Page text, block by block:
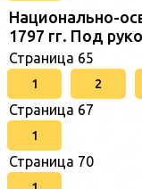
Национально-
1797 гг. Под
Страница 65
1 2
Страница 67
1
Страница 70